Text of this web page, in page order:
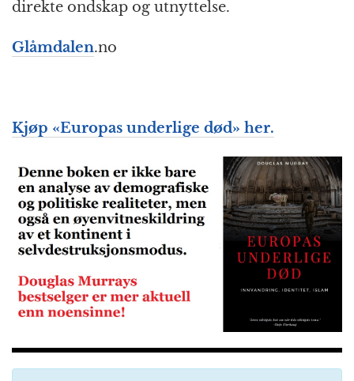
direkte ondskap og utnyttelse.
Glåmdalen.no
Kjøp «Europas underlige død» her.